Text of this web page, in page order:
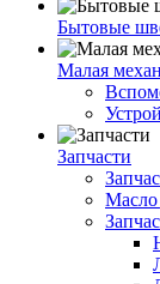
Бытовые
Малая
Запчасти
Масло